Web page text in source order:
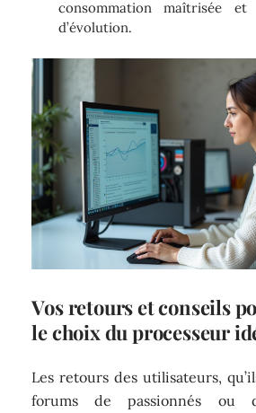
consommation maîtrisée et
d’évolution.
Vos retours et conseils
le choix du processeur
Les retours des utilisateurs,
forums de passionnés ou